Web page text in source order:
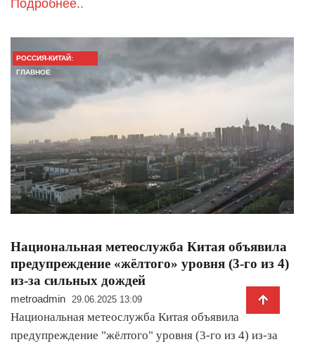
Подробнее..
РОССИЯ-КИТАЙ:
ГЛАВНОЕ
Национальная метеослужба Китая объявила
предупреждение «жёлтого» уровня (3-го из 4)
из-за сильных дождей
metroadmin 29.06.2025 13:09
Национальная метеослужба Китая объявила
предупреждение "жёлтого" уровня (3-го из 4) из-за